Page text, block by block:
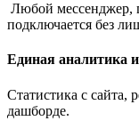
Любой мессенджер,
подключается без
Единая аналитика
Статистика с сайта,
дашборде.